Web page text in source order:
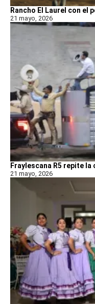
Rancho El Laurel con el
21 mayo, 2026
Fraylescana R5 repite
21 mayo, 2026